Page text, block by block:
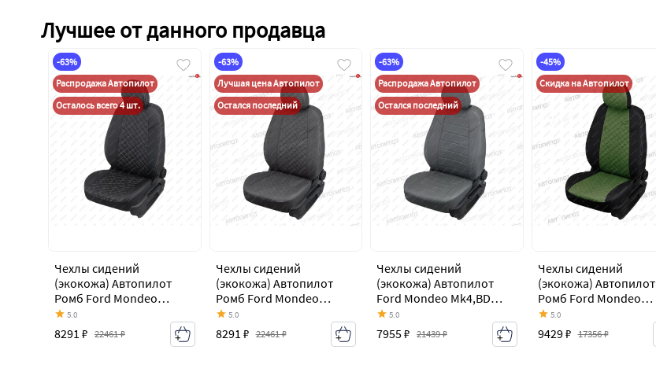
Лучшее от данного продавца
-63%
Распродажа Автопилот
Осталось всего 4 шт.
Чехлы сидений
(экокожа) Автопилот
Ромб Ford Mondeo
Mk4,BD дорестайлинг,
седан (2007-2010)
5.0
8291 ₽ 22461 ₽
-63%
Лучшая цена Автопилот
Остался последний
Чехлы сидений
(экокожа) Автопилот
Ромб Ford Mondeo
Mk4,BD дорестайлинг,
седан (2007-2010)
5.0
8291 ₽ 22461 ₽
-63%
Распродажа Автопилот
Остался последний
Чехлы сидений
(экокожа) Автопилот
Ford Mondeo Mk4,BD
дорестайлинг, седан
(2007-2010)
5.0
7955 ₽ 21439 ₽
-45%
Скидка на Автопилот
Чехлы сидений
(экокожа) Автопилот
Ромб Ford Mondeo
Mk4,BD дорестайлинг,
седан (2007-2010)
5.0
9429 ₽ 17356 ₽